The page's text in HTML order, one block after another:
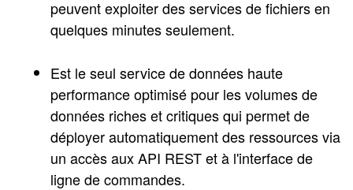
peuvent exploiter des services de fichiers en
quelques minutes seulement.
Est le seul service de données haute
performance optimisé pour les volumes de
données riches et critiques qui permet de
déployer automatiquement des ressources via
un accès aux API REST et à l'interface de
ligne de commandes.